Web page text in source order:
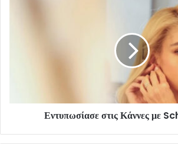
Εντυπωσίασε στις Κάννες με